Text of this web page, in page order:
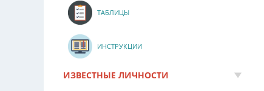
ТАБЛИЦЫ
ИНСТРУКЦИИ
ИЗВЕСТНЫЕ ЛИЧНОСТИ